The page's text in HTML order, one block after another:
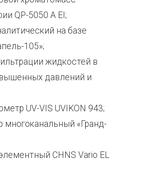
QP-5050 А ЕI;
на базе
105»;
жидкостей в
давлений и
UV-VIS UVIKON 943;
многоканальный «Гранд-
CHNS Vario EL